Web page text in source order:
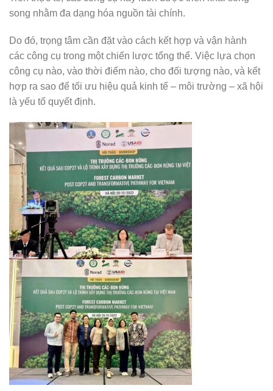
song nhằm đa dạng hóa nguồn tài chính.
Do đó, trọng tâm cần đặt vào cách kết hợp và vận hành
các công cụ trong một chiến lược tổng thể. Việc lựa chọn
công cụ nào, vào thời điểm nào, cho đối tượng nào, và kết
hợp ra sao để tối ưu hiệu quả kinh tế – môi trường – xã hội
là yếu tố quyết định.